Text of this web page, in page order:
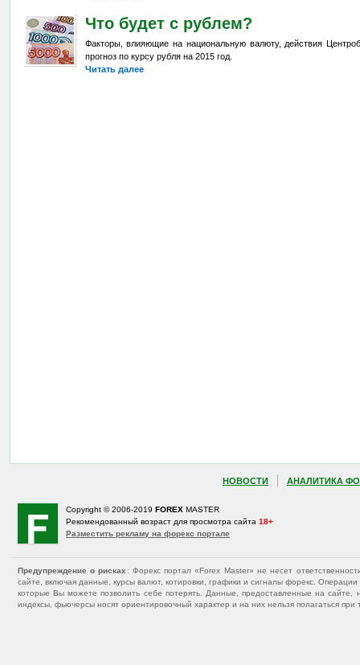
Что будет с рублем?
Факторы, влияющие на национальную валюту, действия
прогноз по курсу рубля на 2015 год.
Читать далее
НОВОСТИ АНАЛИТИКА
Copyright © 2006-2019 FOREX MASTER
Рекомендованный возраст для просмотра сайта 18+
Разместить рекламу на форекс портале
Предупреждение о рисках : Форекс портал «Forex Master» не несет
сайте, включая данные, курсы валют, котировки, графики и сигналы форекс.
которые Вы можете позволить себе потерять. Данные, предоставленные на
индексы, фьючерсы носят ориентировочный характер и на них нельзя полагаться при